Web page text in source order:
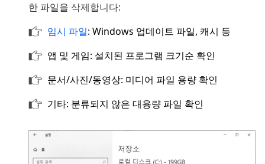
한 파일을 삭제합니다:
임시 파일: Windows 업데이트 파일, 캐시 등
앱 및 게임: 설치된 프로그램 크기순 확인
문서/사진/동영상: 미디어 파일 용량 확인
기타: 분류되지 않은 대용량 파일 확인